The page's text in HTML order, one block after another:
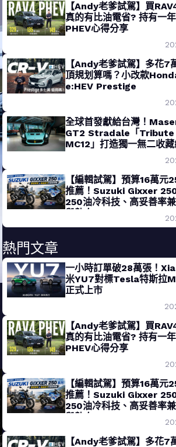
【Andy老爹試駕】買
真的有比油電省? 持有一
PHEV心得分享
【Andy老爹試駕】多花7
頂規划算嗎？小改款
e:HEV Prestige
全球首發獻給台灣！
GT2 Stradale「
MC12」打造獨一無二收
【編輯試駕】預算16萬元
推薦！Suzuki Gixxer
250油冷科技、高妥善率
與熱血
熱門文章
一小時訂單破28萬張！
米YU7對標Tesla特斯拉
正式上市
【Andy老爹試駕】買
真的有比油電省? 持有一
PHEV心得分享
【編輯試駕】預算16萬元
推薦！Suzuki Gixxer
250油冷科技、高妥善率
與熱血
【Andy老爹試駕】多花7